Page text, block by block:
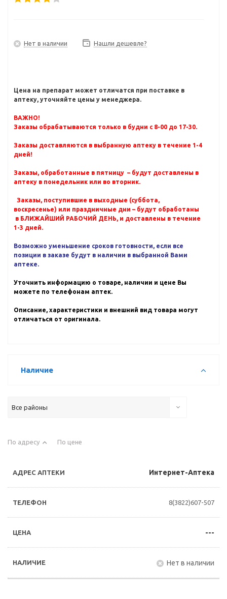
Нет в наличии Нашли дешевле?
Цена на препарат может отличатся при поставке в
аптеку, уточняйте цены у менеджера.
ВАЖНО!
Заказы обрабатываются только в будни с 8-00 до 17-30.
Заказы доставляются в выбранную аптеку в течение 1-4
дней!
Заказы, обработанные в пятницу – будут доставлены в
аптеку в понедельник или во вторник.
Заказы, поступившие в выходные (суббота,
воскресенье) или праздничные дни – будут обработаны
в БЛИЖАЙШИЙ РАБОЧИЙ ДЕНЬ, и доставлены в течение
1-3 дней.
Возможно уменьшение сроков готовности, если все
позиции в заказе будут в наличии в выбранной Вами
аптеке.
Уточнить информацию о товаре, наличии и цене Вы
можете по телефонам аптек.
Описание, характеристики и внешний вид товара могут
отличаться от оригинала.
Наличие
Все районы
По адресу По цене
Интернет-Аптека
8(3822)607-507
---
Нет в наличии